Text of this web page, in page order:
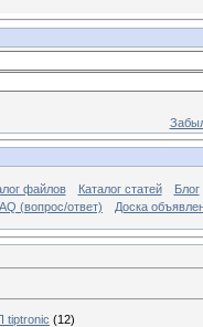
файлов Каталог статей
Блог
(вопрос/ответ)
Доска
tiptronic (12)